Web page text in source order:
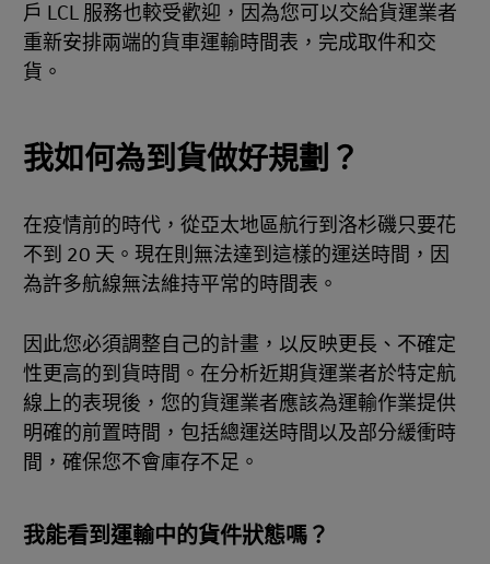
戶 LCL 服務也較受歡迎，因為您可以交給貨運業者
重新安排兩端的貨車運輸時間表，完成取件和交
貨。
我如何為到貨做好規劃？
在疫情前的時代，從亞太地區航行到洛杉磯只要花
不到 20 天。現在則無法達到這樣的運送時間，因
為許多航線無法維持平常的時間表。
因此您必須調整自己的計畫，以反映更長、不確定
性更高的到貨時間。在分析近期貨運業者於特定航
線上的表現後，您的貨運業者應該為運輸作業提供
明確的前置時間，包括總運送時間以及部分緩衝時
間，確保您不會庫存不足。
我能看到運輸中的貨件狀態嗎？